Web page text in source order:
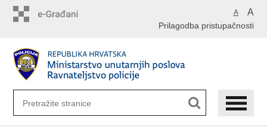
A A
Prilagodba pristupačnosti